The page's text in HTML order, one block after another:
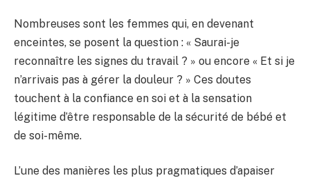
Nombreuses sont les femmes qui, en devenant
enceintes, se posent la question : « Saurai-je
reconnaître les signes du travail ? » ou encore « Et si je
n’arrivais pas à gérer la douleur ? » Ces doutes
touchent à la confiance en soi et à la sensation
légitime d’être responsable de la sécurité de bébé et
de soi-même.
L’une des manières les plus pragmatiques d’apaiser